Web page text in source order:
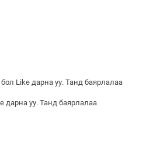
Like дарна уу. Танд баярлалаа
дарна уу. Танд баярлалаа